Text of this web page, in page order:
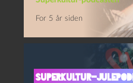
For 5 år siden
Superkultur-